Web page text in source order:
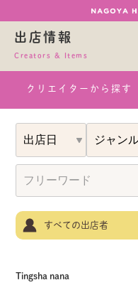
出店情報
Creators & Items
クリエイターから探す
すべての出店者
Tingsha nana